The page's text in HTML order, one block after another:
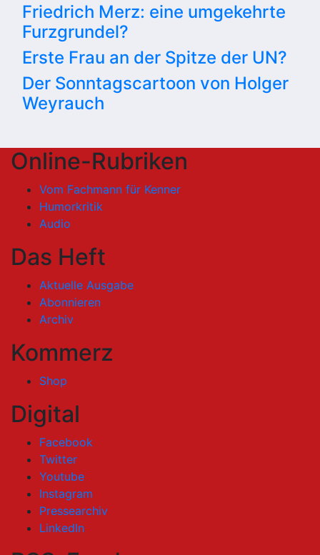
Friedrich Merz: eine umgekehrte
Furzgrundel?
Erste Frau an der Spitze der UN?
Der Sonntagscartoon von Holger
Weyrauch
Online-Rubriken
Vom Fachmann für Kenner
Humorkritik
Audio
Das Heft
Aktuelle Ausgabe
Abonnieren
Archiv
Kommerz
Shop
Digital
Facebook
Twitter
Youtube
Instagram
Pressearchiv
LinkedIn